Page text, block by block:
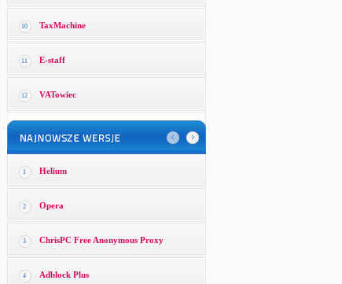
10 TaxMachine
11 E-staff
12 VATowiec
1 Helium
2 Opera
3 ChrisPC Free Anonymous Proxy
4 Adblock Plus